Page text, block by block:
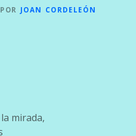
POR JOAN CORDELEÓN
mirada,